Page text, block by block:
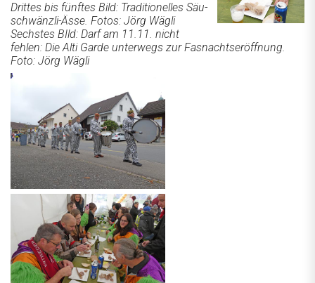
Drittes bis fünftes Bild: Traditionelles Säu­
schwänzli-Ässe. Fotos: Jörg Wägli
Sechstes BIld: Darf am 11.11. nicht
fehlen: Die Alti Garde unterwegs zur Fasnachtseröffnung.
Foto: Jörg Wägli